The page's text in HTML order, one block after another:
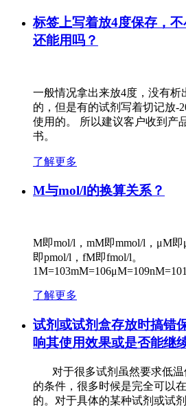
标签上写着放4度保存，不
还能用吗？
一般情况拿出来放4度，没有析
的，但是有的试剂写着切记放-
使用的。 所以建议客户收到产
书。
了解更多
M与mol/l的换算关系？
M即mol/l，mM即mmol/l，μM
即pmol/l，fM即fmol/l。
了解更多
试剂或试剂盒存放时搞错
响其使用效果或是否能继
对于很多试剂虽然要求低温
的条件，很多时候是完全可以
的。对于具体的某种试剂或试